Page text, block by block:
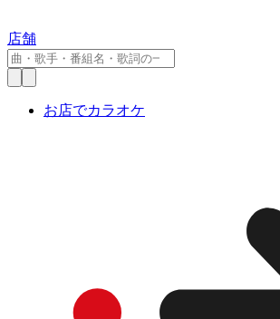
店舗
お店でカラオケ